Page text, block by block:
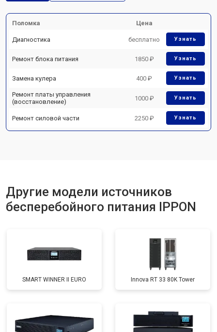
Поломка Цена
Диагностика бесплатно Узнать
Ремонт блока питания 1850 ₽ Узнать
Замена кулера 400 ₽ Узнать
Ремонт платы управления
(восстановление)
1000 ₽ Узнать
Ремонт силовой части 2250 ₽ Узнать
Другие модели источников
бесперебойного питания IPPON
SMART WINNER II EURO Innova RT 33 80K Tower